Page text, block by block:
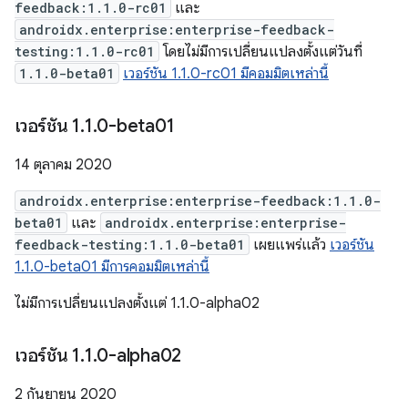
feedback:1.1.0-rc01 และ
androidx.enterprise:enterprise-feedback-
testing:1.1.0-rc01
โดยไม่มีการเปลี่ยนแปลงตั้งแต่วันที่
1.1.0-beta01 เวอร์ชัน 1.1.0-rc01 มีคอมมิตเหล่านี้
เวอร์ชัน 1.1.0-beta01
14 ตุลาคม 2020
androidx.enterprise:enterprise-feedback:1.1.0-
beta01
และ androidx.enterprise:enterprise-
feedback-testing:1.1.0-beta01
เผยแพร่แล้ว เวอร์ชัน
1.1.0-beta01 มีการคอมมิตเหล่านี้
ไม่มีการเปลี่ยนแปลงตั้งแต่ 1.1.0-alpha02
เวอร์ชัน 1.1.0-alpha02
2 กันยายน 2020